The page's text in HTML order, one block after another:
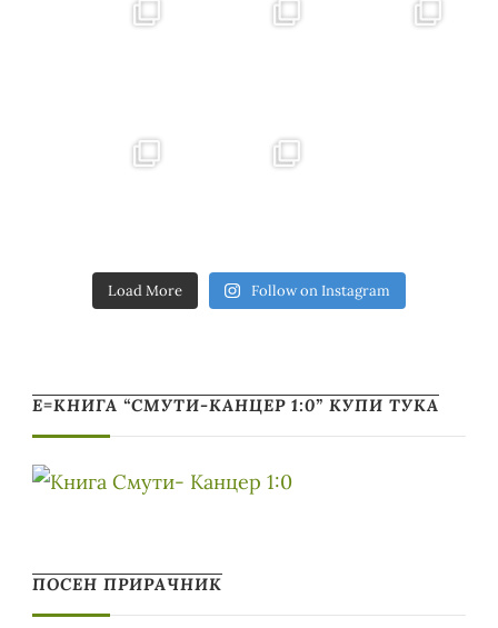
Load More Follow on Instagram
Е=КНИГА “СМУТИ-КАНЦЕР 1:0” КУПИ ТУКА
ПОСЕН ПРИРАЧНИК